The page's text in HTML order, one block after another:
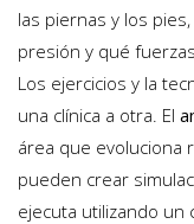
las piernas y los
presión y qué
Los ejercicios y la
una clínica a otra. El
área que evoluciona
pueden crear
ejecuta utilizando un